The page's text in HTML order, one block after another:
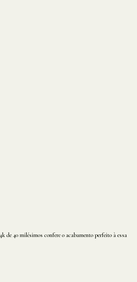
de 40 milésimos confere o acabamento perfeito à essa